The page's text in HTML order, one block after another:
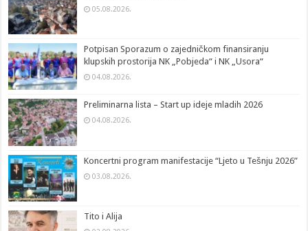
05.08.2026.
Potpisan Sporazum o zajedničkom finansiranju
klupskih prostorija NK „Pobjeda“ i NK „Usora“
04.08.2026.
Preliminarna lista – Start up ideje mladih 2026
04.08.2026.
Koncertni program manifestacije “Ljeto u Tešnju 2026”
03.08.2026.
Tito i Alija